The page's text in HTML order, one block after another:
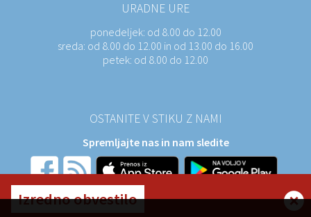
Izredno obvestilo
URADNE URE
ponedeljek: od 8.00 do 12.00
sreda: od 8.00 do 12.00 in od 13.00 do 16.00
petek: od 8.00 do 12.00
OSTANITE V STIKU Z NAMI
Spremljajte nas in nam sledite